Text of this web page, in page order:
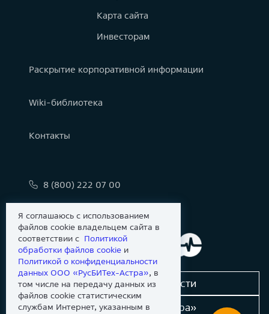
Карта сайта
Инвесторам
Раскрытие корпоративной информации
Wiki-библиотека
Контакты
8 (800) 222 07 00
Сообщить об уязвимости
Новости «Группы Астра»
Я соглашаюсь с использованием
файлов cookie владельцем сайта в
соответствии с Политикой
обработки файлов сookie и
Политикой о конфиденциальности
данных ООО «РусБИТех-Астра», в
том числе на передачу данных из
файлов cookie статистическим
службам Интернет, указанным в